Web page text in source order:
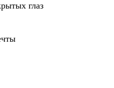
глаз